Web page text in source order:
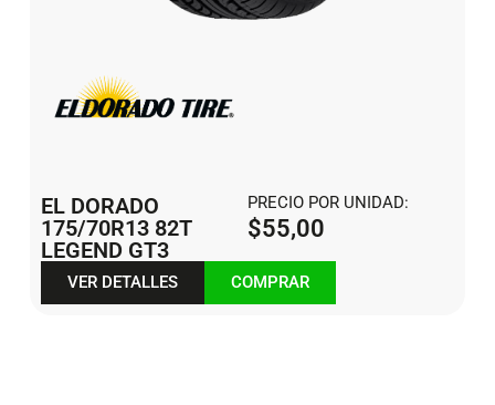
EL DORADO
175/70R13 82T
LEGEND GT3
PRECIO POR UNIDAD:
$55,00
VER DETALLES COMPRAR